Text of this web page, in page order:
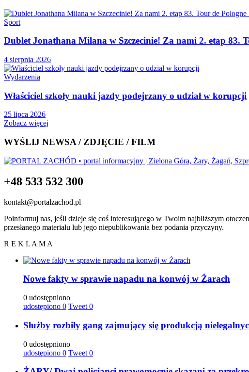
Sport
Dublet Jonathana Milana w Szczecinie! Za nami 2. etap 83.
4 sierpnia 2026
Wydarzenia
Właściciel szkoły nauki jazdy podejrzany o udział w korupcji
25 lipca 2026
Zobacz więcej
WYŚLIJ NEWSA / ZDJĘCIE / FILM
+48 533 532 300
kontakt@portalzachod.pl
Poinformuj nas, jeśli dzieje się coś interesującego w Twoim najbliższym
przesłanego materiału lub jego niepublikowania bez podania przyczyny.
R E K L A M A
Nowe fakty w sprawie napadu na konwój w Żarach
0 udostępniono
udostępiono 0 Tweet 0
Służby rozbiły gang zajmujący się produkcją
0 udostępniono
udostępiono 0 Tweet 0